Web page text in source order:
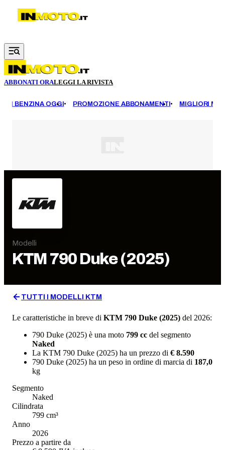
Vai al contenuto principale
ABBONATI ORALEGGI LA RIVISTA
BENZINA OGGI PROMOZIONE ABBONAMENTI MIGLIORI
Modelli
KTM 790 Duke (2025)
TUTTI I MODELLI KTM
Le caratteristiche in breve di KTM 790 Duke (2025) del 2026:
790 Duke (2025) è una moto 799 cc del segmento
Naked
La KTM 790 Duke (2025) ha un prezzo di € 8.590
790 Duke (2025) ha un peso in ordine di marcia di 187,0
kg
Segmento
Naked
Cilindrata
799 cm³
Anno
2026
Prezzo a partire da